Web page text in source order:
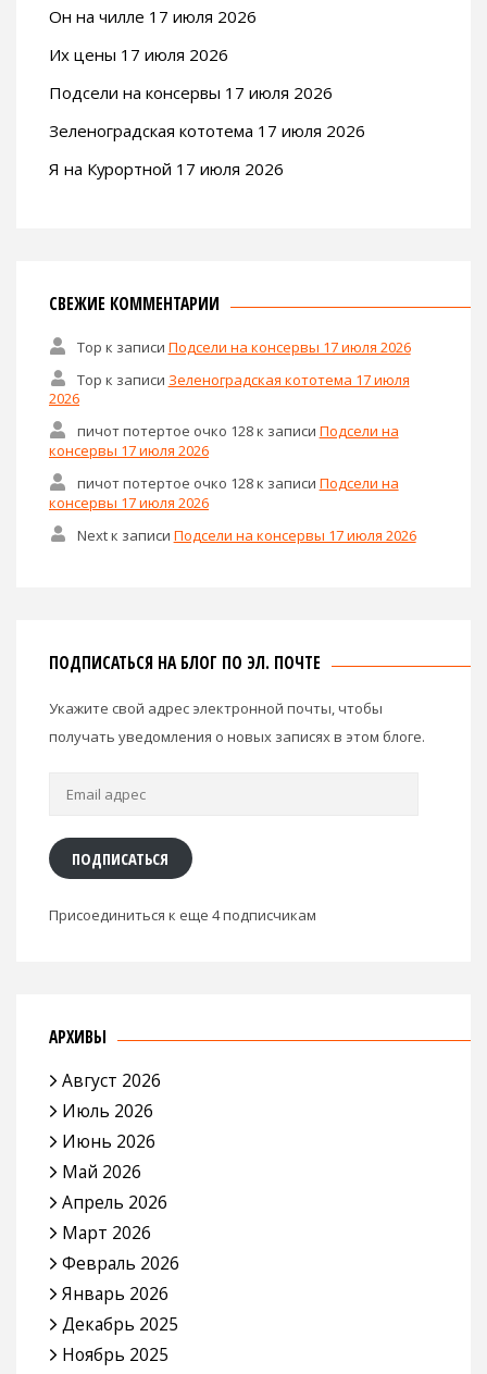
Он на чилле 17 июля 2026
Их цены 17 июля 2026
Подсели на консервы 17 июля 2026
Зеленоградская кототема 17 июля 2026
Я на Курортной 17 июля 2026
СВЕЖИЕ КОММЕНТАРИИ
Тор к записи Подсели на консервы 17 июля 2026
Тор к записи Зеленоградская кототема 17 июля
2026
пичот потертое очко 128к записи Подсели на
консервы 17 июля 2026
пичот потертое очко 128к записи Подсели на
консервы 17 июля 2026
Nextк записи Подсели на консервы 17 июля 2026
ПОДПИСАТЬСЯ НА БЛОГ ПО ЭЛ. ПОЧТЕ
Укажите свой адрес электронной почты, чтобы
получать уведомления о новых записях в этом блоге.
Email
ПОДПИСАТЬСЯ
Присоединиться к еще 4 подписчикам
АРХИВЫ
Август 2026
Июль 2026
Июнь 2026
Май 2026
Апрель 2026
Март 2026
Февраль 2026
Январь 2026
Декабрь 2025
Ноябрь 2025